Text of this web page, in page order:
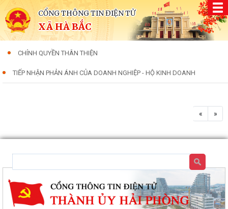
CỔNG THÔNG TIN ĐIỆN TỬ
XÃ HÀ BẮC
CHÍNH QUYỀN THÂN THIỆN
TIẾP NHẬN PHẢN ÁNH CỦA DOANH NGHIỆP - HỘ KINH DOANH
« »